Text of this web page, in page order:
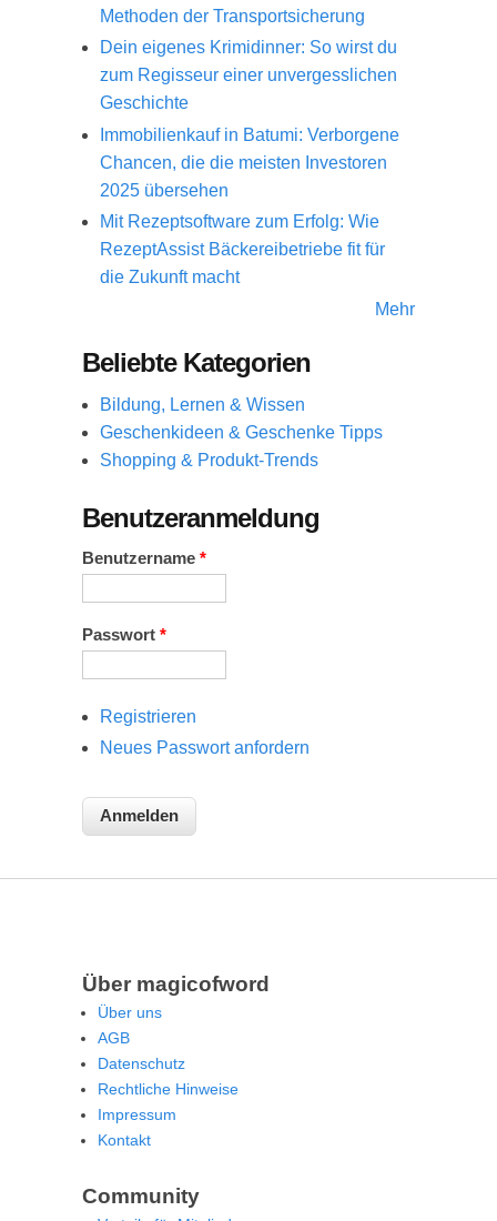
Methoden der Transportsicherung
Dein eigenes Krimidinner: So wirst du
zum Regisseur einer unvergesslichen
Geschichte
Immobilienkauf in Batumi: Verborgene
Chancen, die die meisten Investoren
2025 übersehen
Mit Rezeptsoftware zum Erfolg: Wie
RezeptAssist Bäckereibetriebe fit für
die Zukunft macht
Mehr
Beliebte Kategorien
Bildung, Lernen & Wissen
Geschenkideen & Geschenke Tipps
Shopping & Produkt-Trends
Benutzeranmeldung
Benutzername *
Passwort *
Registrieren
Neues Passwort anfordern
Über magicofword
Über uns
AGB
Datenschutz
Rechtliche Hinweise
Impressum
Kontakt
Community